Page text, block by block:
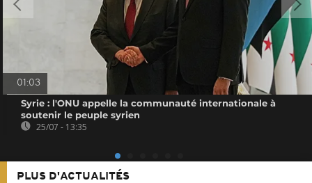
01:03
Syrie : l'ONU appelle la communauté internationale à
soutenir le peuple syrien
25/07 - 13:35
PLUS D'ACTUALITÉS